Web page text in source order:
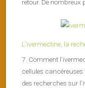
retour. De nombreux
L’ivermectine, la
7. Comment
cellules
des recherches sur